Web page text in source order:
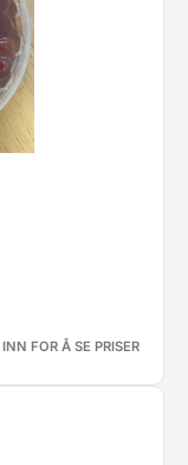
INN FOR Å SE PRISER